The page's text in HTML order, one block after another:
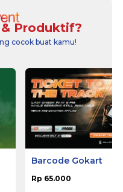
Produktif?
cocok buat kamu!
Barcode Gokart
Rp 65.000